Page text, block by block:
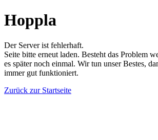
Hoppla
Der Server ist fehlerhaft.
Seite bitte erneut laden. Besteht das Problem
es später noch einmal. Wir tun unser Bestes,
immer gut funktioniert.
Zurück zur Startseite